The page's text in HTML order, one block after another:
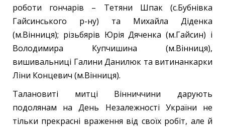
роботи гончарів – Тетяни Шпак (с.Бубнівка
Гайсинського р-ну) та Михайла Діденка
(м.Вінниця); різьбярів Юрія Дяченка (м.Гайсин) і
Володимира Купчишина (м.Вінниця),
вишивальниці Галини Данилюк та витинанкарки
Ліни Концевич (м.Вінниця).
Талановиті митці Вінниччини дарують
подолянам на День Незалежності України не
тільки прекрасні враження від своїх робіт, але й